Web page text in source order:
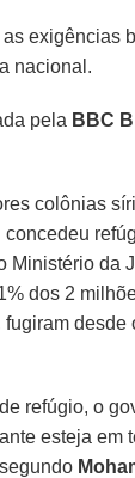
exigências
nacional.
pela BBC
colônias
Ministério da
dos 2
desde
refúgio, o
esteja em